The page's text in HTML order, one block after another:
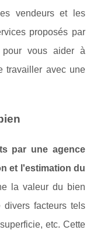
vendeurs et les
proposés par
pour vous aider à
travailler avec une
par une agence
et l'estimation du
la valeur du bien
facteurs tels
etc. Cette